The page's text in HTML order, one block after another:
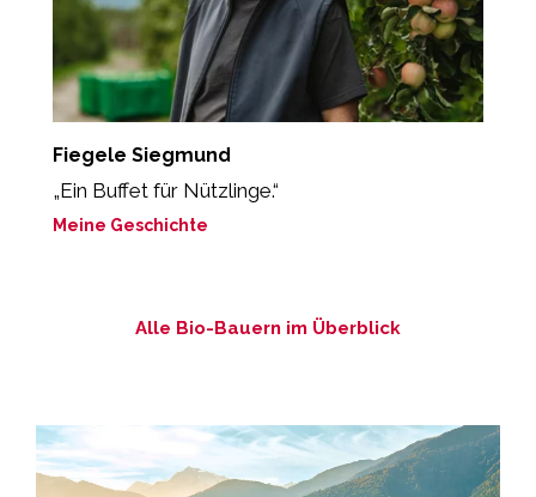
Fiegele Siegmund
„Ein Buffet für Nützlinge.“
Meine Geschichte
Alle Bio-Bauern im Überblick